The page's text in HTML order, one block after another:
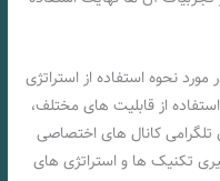
نحوه استفاده از استراتژی
از قابلیت های مختلف،
کانال های اختصاصی
تکنیک ها و استراتژی های